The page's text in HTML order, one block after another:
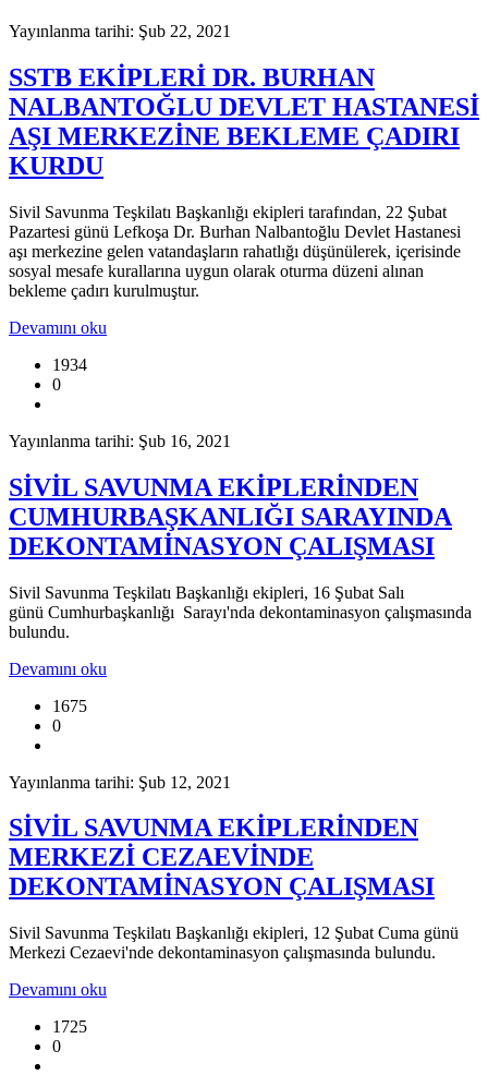
Yayınlanma tarihi: Şub 22, 2021
SSTB EKİPLERİ DR. BURHAN
NALBANTOĞLU DEVLET HASTANESİ
AŞI MERKEZİNE BEKLEME ÇADIRI
KURDU
Sivil Savunma Teşkilatı Başkanlığı ekipleri tarafından, 22 Şubat
Pazartesi günü Lefkoşa Dr. Burhan Nalbantoğlu Devlet Hastanesi
aşı merkezine gelen vatandaşların rahatlığı düşünülerek, içerisinde
sosyal mesafe kurallarına uygun olarak oturma düzeni alınan
bekleme çadırı kurulmuştur.
Devamını oku
1934
0
Yayınlanma tarihi: Şub 16, 2021
SİVİL SAVUNMA EKİPLERİNDEN
CUMHURBAŞKANLIĞI SARAYINDA
DEKONTAMİNASYON ÇALIŞMASI
Sivil Savunma Teşkilatı Başkanlığı ekipleri, 16 Şubat Salı
günü Cumhurbaşkanlığı Sarayı'nda dekontaminasyon çalışmasında
bulundu.
Devamını oku
1675
0
Yayınlanma tarihi: Şub 12, 2021
SİVİL SAVUNMA EKİPLERİNDEN
MERKEZİ CEZAEVİNDE
DEKONTAMİNASYON ÇALIŞMASI
Sivil Savunma Teşkilatı Başkanlığı ekipleri, 12 Şubat Cuma günü
Merkezi Cezaevi'nde dekontaminasyon çalışmasında bulundu.
Devamını oku
1725
0